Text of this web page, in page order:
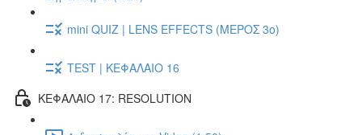
mini QUIZ | LENS EFFECTS (ΜΕΡΟΣ 3o)
TEST | ΚΕΦΑΛΑΙΟ 16
ΚΕΦΑΛΑΙΟ 17: RESOLUTION